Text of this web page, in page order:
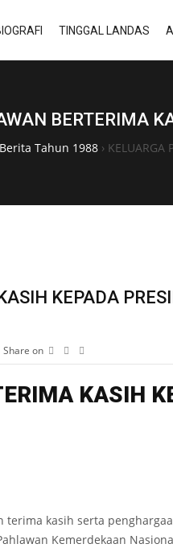
TINGGAL LANDAS
BERTERIMA
Berita Tahun 1988› KELUARGA
KEPADA
Share on
KASIH
terima kasih serta
Kemerdekaan